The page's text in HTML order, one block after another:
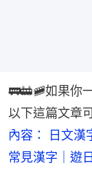
🚃🚋🚞如果你
以下這篇文章
內容： 日文漢
常見漢字｜遊